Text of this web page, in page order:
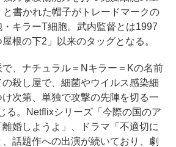
書かれた帽子がトレードマークの
キラーT細胞。武内監督とは1997
根の下2」以来のタッグとなる。
、ナチュラル＝Nキラー＝Kの名前
殺し屋で、細菌やウイルス感染細
次第、単独で攻撃の先陣を切る一
る。Netflixシリーズ「今際の国のア
婚しようよ」、ドラマ「不適切に
話題作への出演が続いており、劇